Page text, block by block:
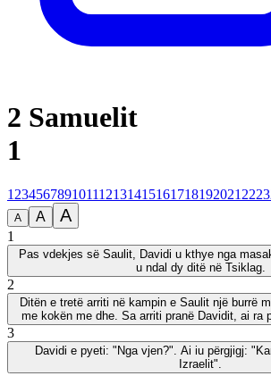
2 Samuelit
1
1 23456789101112131415161718192021 2223
A A A
1
Pas vdekjes së Saulit, Davidi u kthye nga
u ndal dy ditë në Tsiklag.
2
Ditën e tretë arriti në kampin e Saulit një burrë
me kokën me dhe. Sa arriti pranë Davidit, ai ra
3
Davidi e pyeti: "Nga vjen?". Ai iu përgjigj:
Izraelit".